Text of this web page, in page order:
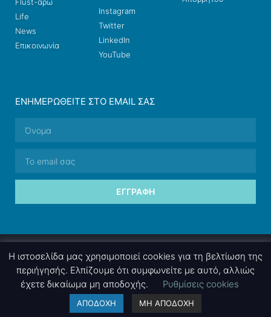
Flust-άρω
Life
News
Επικοινωνία
Instagram
Twitter
LinkedIn
YouTube
ΕΝΗΜΕΡΩΘΕΊΤΕ ΣΤΟ EMAIL ΣΑΣ
ΕΓΓΡΑΦΉ
nettings, ltd . Powered bymgk
Η ιστοσελίδα μας χρησιμοποιεί cookies για τη βελτίωση της
περιήγησής. Ελπίζουμε ότι συμφωνείτε με αυτό, αλλιώς
έχετε δικαίωμα μη αποδοχής.
Ρυθμίσεις cookies
ΑΠΟΔΟΧΗ ΜΗ ΑΠΟΔΟΧΗ